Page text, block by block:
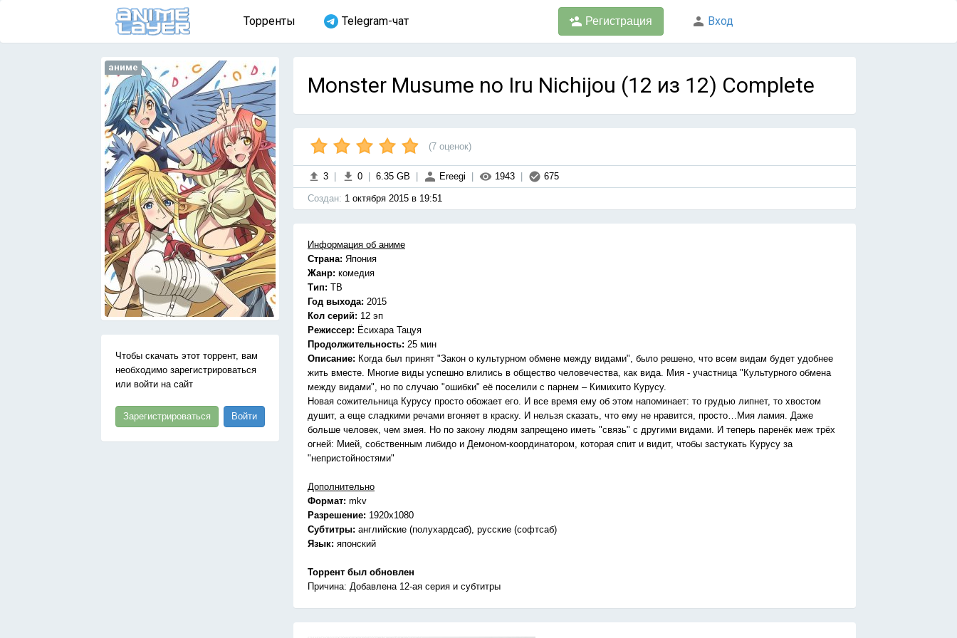
Торренты Telegram-чат Регистрация Вход
аниме
Чтобы скачать этот торрент, вам
необходимо зарегистрироваться
или войти на сайт
Зарегистрироваться Войти
Monster Musume no Iru Nichijou (12 из 12) Complete
(7 оценок)
3 0 6.35 GB Ereegi 1943 675
Cоздан: 1 октября 2015 в 19:51
Информация об аниме
Страна: Япония
Жанр: комедия
Тип: ТВ
Год выхода: 2015
Кол серий: 12 эп
Режиссер: Ёсихара Тацуя
Продолжительность: 25 мин
Описание: Когда был принят "Закон о культурном обмене между видами", было решено, что всем видам будет удобнее
жить вместе. Многие виды успешно влились в общество человечества, как вида. Мия - участница "Культурного обмена
между видами", но по случаю "ошибки" её поселили с парнем – Кимихито Курусу.
Новая сожительница Курусу просто обожает его. И все время ему об этом напоминает: то грудью липнет, то хвостом
душит, а еще сладкими речами вгоняет в краску. И нельзя сказать, что ему не нравится, просто…Мия ламия. Даже
больше человек, чем змея. Но по закону людям запрещено иметь "связь" с другими видами. И теперь паренёк меж трёх
огней: Мией, собственным либидо и Демоном-координатором, которая спит и видит, чтобы застукать Курусу за
"непристойностями"
Дополнительно
Формат: mkv
Разрешение: 1920х1080
Субтитры: английские (полухардсаб), русские (софтсаб)
Язык: японский
Торрент был обновлен
Причина: Добавлена 12-ая серия и субтитры